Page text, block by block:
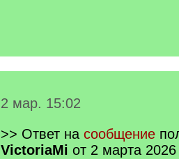
2 мар. 15:02
>> Ответ на сообщение
VictoriaMi от 2 марта